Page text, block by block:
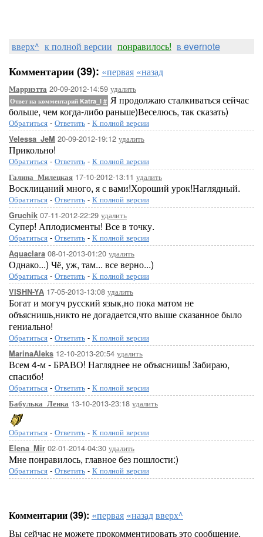
вверх^ к полной версии понравилось! в evernote
Комментарии (39): «первая «назад
Марриэтта 20-09-2012-14:59 удалить
Ответ на комментарий Katra_I # Я продолжаю сталкиваться сейчас
больше, чем когда-либо раньше)Веселюсь, так сказать)
Обратиться - Ответить - К полной версии
Velessa_JeM 20-09-2012-19:12 удалить
Прикольно!
Обратиться - Ответить - К полной версии
Галина_Милецкая 17-10-2012-13:11 удалить
Восклицаний много, я с вами!Хороший урок!Наглядный.
Обратиться - Ответить - К полной версии
Gruchik 07-11-2012-22:29 удалить
Супер! Аплодисменты! Все в точку.
Обратиться - Ответить - К полной версии
Aquaclara 08-01-2013-01:20 удалить
Однако...) Чё, уж, там... все верно...)
Обратиться - Ответить - К полной версии
VISHN-YA 17-05-2013-13:08 удалить
Богат и могуч русский язык,но пока матом не
объяснишь,никто не догадается,что выше сказанное было
гениально!
Обратиться - Ответить - К полной версии
MarinaAleks 12-10-2013-20:54 удалить
Всем 4-м - БРАВО! Нагляднее не объяснишь! Забираю,
спасибо!
Обратиться - Ответить - К полной версии
Бабулька_Ленка 13-10-2013-23:18 удалить
Обратиться - Ответить - К полной версии
Elena_Mir 02-01-2014-04:30 удалить
Мне понравилось, главное без пошлости:)
Обратиться - Ответить - К полной версии
Комментарии (39): «первая «назадвверх^
Вы сейчас не можете прокомментировать это сообщение.